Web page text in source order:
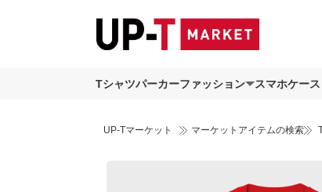
Tシャツパーカーファッション スマホケー
UP-Tマーケット マーケットアイテムの検索